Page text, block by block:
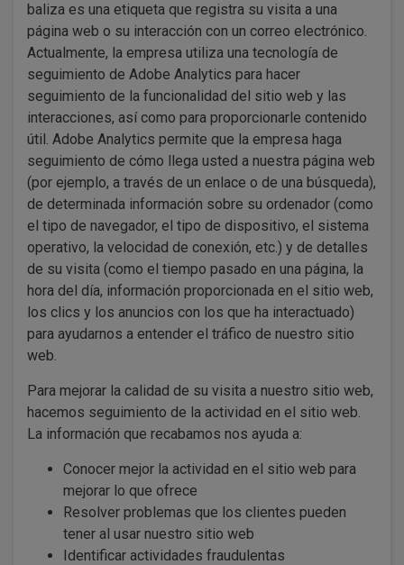
baliza es una etiqueta que registra su visita a una
página web o su interacción con un correo electrónico.
Actualmente, la empresa utiliza una tecnología de
seguimiento de Adobe Analytics para hacer
seguimiento de la funcionalidad del sitio web y las
interacciones, así como para proporcionarle contenido
útil. Adobe Analytics permite que la empresa haga
seguimiento de cómo llega usted a nuestra página web
(por ejemplo, a través de un enlace o de una búsqueda),
de determinada información sobre su ordenador (como
el tipo de navegador, el tipo de dispositivo, el sistema
operativo, la velocidad de conexión, etc.) y de detalles
de su visita (como el tiempo pasado en una página, la
hora del día, información proporcionada en el sitio web,
los clics y los anuncios con los que ha interactuado)
para ayudarnos a entender el tráfico de nuestro sitio
web.
Para mejorar la calidad de su visita a nuestro sitio web,
hacemos seguimiento de la actividad en el sitio web.
La información que recabamos nos ayuda a:
Conocer mejor la actividad en el sitio web para
mejorar lo que ofrece
Resolver problemas que los clientes pueden
tener al usar nuestro sitio web
Identificar actividades fraudulentas